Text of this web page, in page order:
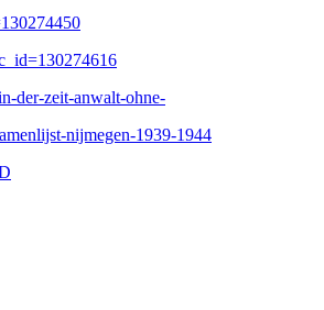
der-zeit-anwalt-ohne-
nijmegen-1939-1944